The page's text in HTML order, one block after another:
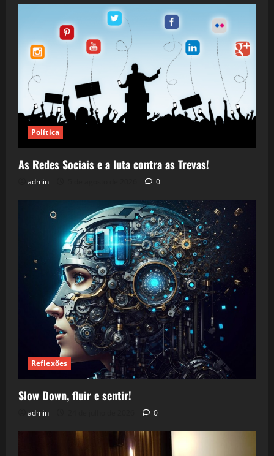
Política
As Redes Sociais e a luta contra as Trevas!
admin 0
Reflexões
Slow Down, fluir e sentir!
admin 0